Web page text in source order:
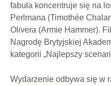
fabuła koncentruje się na
Perlmana (Timothée
Olivera (Armie Hammer).
Nagrodę Brytyjskiej
kategorii „Najlepszy
Wydarzenie odbywa się w